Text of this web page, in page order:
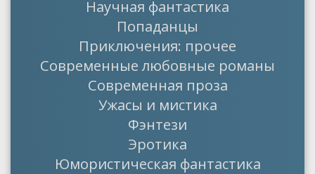
Научная фантастика
Попаданцы
Приключения: прочее
Современные любовные романы
Современная проза
Ужасы и мистика
Фэнтези
Эротика
Юмористическая фантастика